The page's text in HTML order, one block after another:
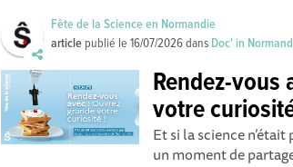
Fête de la Science en Normandie
article publié le16/07/2026dans Doc' in
Rendez-vous
votre
Et si la science
un moment de